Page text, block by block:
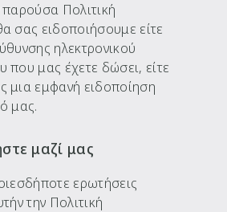
Πολιτική
σας ειδοποιήσουμε είτε
ηλεκτρονικού
που μας έχετε δώσει, είτε
μια εμφανή ειδοποίηση
μας.
μαζί μας
ερωτήσεις
την Πολιτική